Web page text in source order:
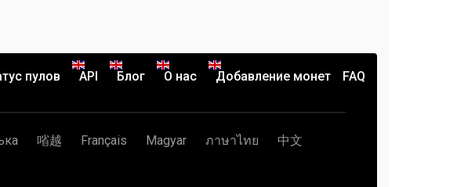
пулов API Блог О нас Добавление монет FAQ
㗂越 Français Magyar ภาษาไทย
中文